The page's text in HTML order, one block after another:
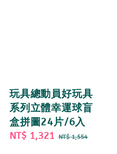
玩具總動員好玩具
系列立體幸運球盲
盒拼圖24片/6入
Sale
NT$ 1,321 Regular
NT$ 1,554